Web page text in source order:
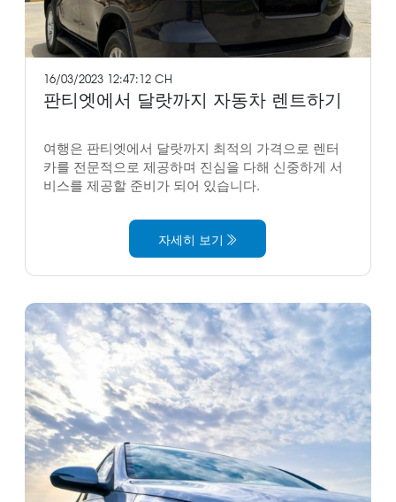
16/03/2023 12:47:12 CH
판티엣에서 달랏까지 자동차 렌트하기
여행은 판티엣에서 달랏까지 최적의 가격으로 렌터
카를 전문적으로 제공하며 진심을 다해 신중하게 서
비스를 제공할 준비가 되어 있습니다.
자세히 보기